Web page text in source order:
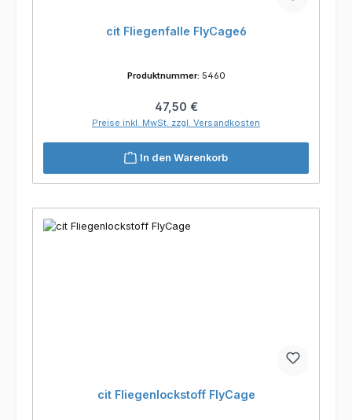
cit Fliegenfalle FlyCage6
Produktnummer: 5460
Regulärer Preis:
47,50 €
Preise inkl. MwSt. zzgl. Versandkosten
In den Warenkorb
cit Fliegenlockstoff FlyCage